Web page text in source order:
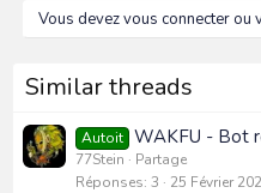
Vous devez vous connecter
Similar threads
Autoit WAKFU - Bot
77Stein
Partage
Réponses 3 25 Février